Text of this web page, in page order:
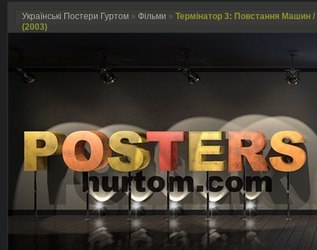
Українські Постери Гуртом » Фільми » Термінатор 3: Повстання Машин
(2003)